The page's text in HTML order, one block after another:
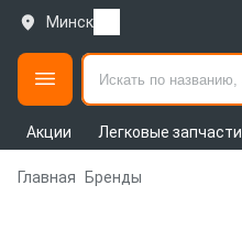
Минск
Акции Легковые запчасти
Главная Бренды